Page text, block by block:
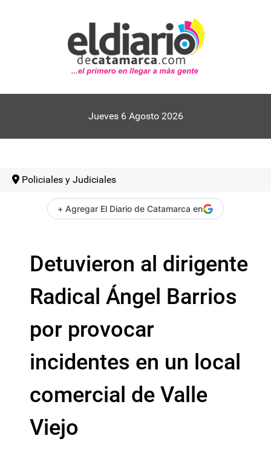
Jueves 6 Agosto 2026
Policiales y Judiciales
+ Agregar El Diario de Catamarca en
Detuvieron al dirigente
Radical Ángel Barrios
por provocar
incidentes en un local
comercial de Valle
Viejo